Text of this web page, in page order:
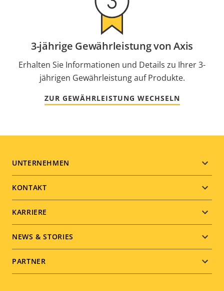
3-jährige Gewährleistung von Axis
Erhalten Sie Informationen und Details zu Ihrer 3-
jährigen Gewährleistung auf Produkte.
ZUR GEWÄHRLEISTUNG WECHSELN
Footer
menu
UNTERNEHMEN
KONTAKT
KARRIERE
NEWS & STORIES
PARTNER